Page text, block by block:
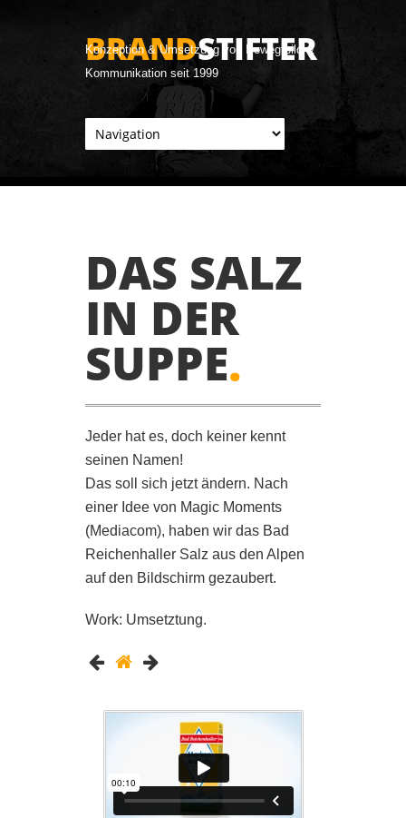
BRANDSTIFTER
Konzeption & Umsetzung von Bewegtbild &
Kommunikation seit 1999
DAS SALZ
IN DER
SUPPE.
Jeder hat es, doch keiner kennt
seinen Namen!
Das soll sich jetzt ändern. Nach
einer Idee von Magic Moments
(Mediacom), haben wir das Bad
Reichenhaller Salz aus den Alpen
auf den Bildschirm gezaubert.
Work: Umsetztung.